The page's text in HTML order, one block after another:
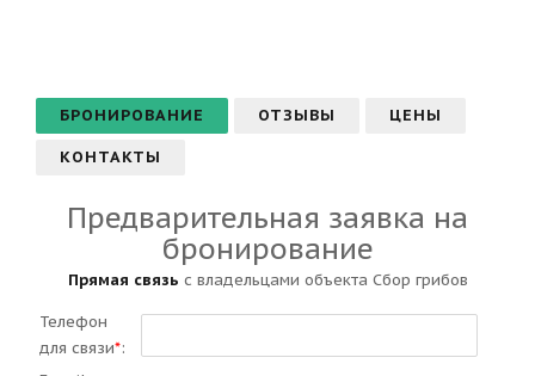
БРОНИРОВАНИЕ ОТЗЫВЫ ЦЕНЫ
КОНТАКТЫ
Предварительная заявка на
бронирование
Прямая связь с владельцами объекта Сбор грибов
Телефон
для связи*: